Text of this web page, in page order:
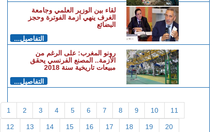
لقاء بين الوزير العلمي وجامعة
الغرف ينهي ازمة الفوترة وحجز
البضائع
التفاصيل...
رونو المغرب: على الرغم من
الأزمة.. المصنع الفرنسي يحقق
مبيعات تاريخية سنة 2018
التفاصيل...
1 2 3 4 5 6 7 8 9 10 11
12 13 14 15 16 17 18 19 20